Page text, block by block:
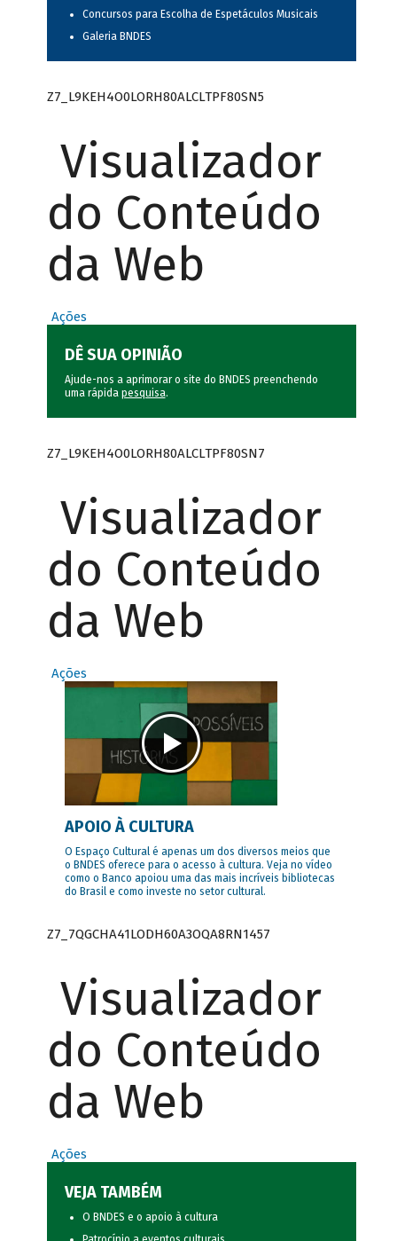
Concursos para Escolha de Espetáculos Musicais
Galeria BNDES
Z7_L9KEH4O0LORH80ALCLTPF80SN5
Visualizador
do Conteúdo
da Web
Ações
DÊ SUA OPINIÃO
Ajude-nos a aprimorar o site do BNDES preenchendo
uma rápida pesquisa.
Z7_L9KEH4O0LORH80ALCLTPF80SN7
Visualizador
do Conteúdo
da Web
Ações
APOIO À CULTURA
O Espaço Cultural é apenas um dos diversos meios que
o BNDES oferece para o acesso à cultura. Veja no vídeo
como o Banco apoiou uma das mais incríveis bibliotecas
do Brasil e como investe no setor cultural.
Z7_7QGCHA41LODH60A3OQA8RN1457
Visualizador
do Conteúdo
da Web
Ações
VEJA TAMBÉM
O BNDES e o apoio à cultura